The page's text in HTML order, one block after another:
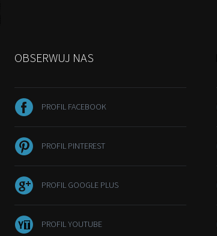
OBSERWUJ NAS
PROFIL FACEBOOK
PROFIL PINTEREST
PROFIL GOOGLE PLUS
PROFIL YOUTUBE